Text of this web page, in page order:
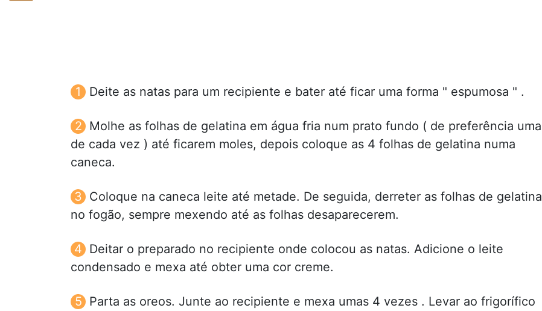
Deite as natas para um recipiente e bater até ficar uma forma " espumosa " .
Molhe as folhas de gelatina em água fria num prato fundo ( de preferência uma
de cada vez ) até ficarem moles, depois coloque as 4 folhas de gelatina numa
caneca.
Coloque na caneca leite até metade. De seguida, derreter as folhas de gelatina
no fogão, sempre mexendo até as folhas desaparecerem.
Deitar o preparado no recipiente onde colocou as natas. Adicione o leite
condensado e mexa até obter uma cor creme.
Parta as oreos. Junte ao recipiente e mexa umas 4 vezes . Levar ao frigorífico